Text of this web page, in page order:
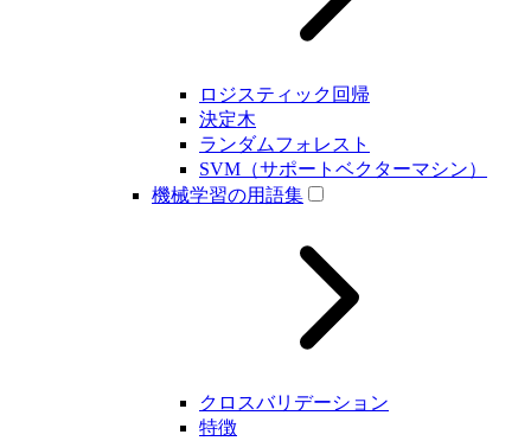
ロジスティック回帰
決定木
ランダムフォレスト
SVM（サポートベクターマシン）
機械学習の用語集
クロスバリデーション
特徴